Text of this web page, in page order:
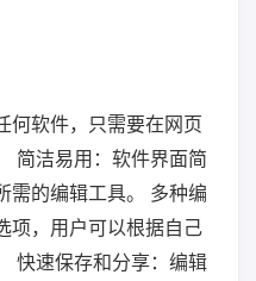
何软件，只需要在网页
简洁易用：软件界面简
需的编辑工具。 多种编
项，用户可以根据自己
快速保存和分享：编辑